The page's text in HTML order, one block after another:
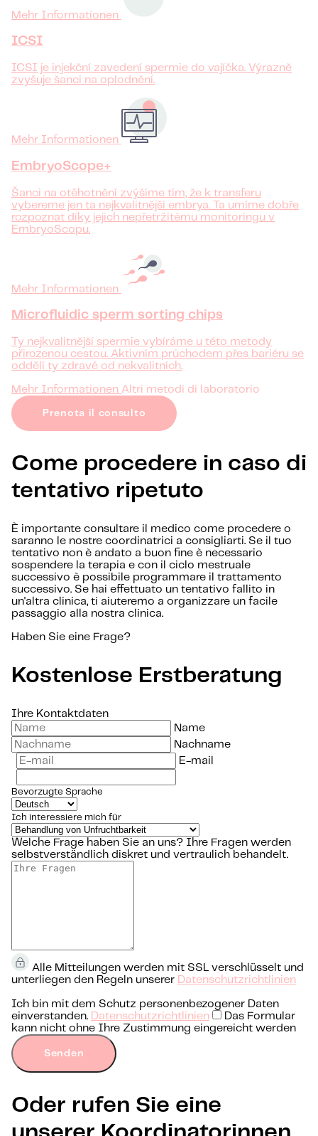
Mehr Informationen
ICSI
ICSI je injekční zavedení spermie do vajíčka. Výrazně
zvyšuje šanci na oplodnění.
Mehr Informationen
EmbryoScope+
Šanci na otěhotnění zvýšíme tím, že k transferu
vybereme jen ta nejkvalitnější embrya. Ta umíme dobře
rozpoznat díky jejich nepřetržitému monitoringu v
EmbryoScopu.
Mehr Informationen
Microfluidic sperm sorting chips
Ty nejkvalitnější spermie vybíráme u této metody
přirozenou cestou. Aktivním průchodem přes bariéru se
oddělí ty zdravé od nekvalitních.
Mehr Informationen Altri metodi di laboratorio
Prenota il consulto
Come procedere in caso di
tentativo ripetuto
È importante consultare il medico come procedere o
saranno le nostre coordinatrici a consigliarti. Se il tuo
tentativo non è andato a buon fine è necessario
sospendere la terapia e con il ciclo mestruale
successivo è possibile programmare il trattamento
successivo. Se hai effettuato un tentativo fallito in
un'altra clinica, ti aiuteremo a organizzare un facile
passaggio alla nostra clinica.
Haben Sie eine Frage?
Kostenlose Erstberatung
Ihre Kontaktdaten
Name
Nachname
E-mail
Bevorzugte Sprache
Ich interessiere mich für
Welche Frage haben Sie an uns? Ihre Fragen werden
selbstverständlich diskret und vertraulich behandelt.
Alle Mitteilungen werden mit SSL verschlüsselt und
unterliegen den Regeln unserer Datenschutzrichtlinien
Ich bin mit dem Schutz personenbezogener Daten
einverstanden. Datenschutzrichtlinien
Das Formular
kann nicht ohne Ihre Zustimmung eingereicht werden
Senden
Oder rufen Sie eine